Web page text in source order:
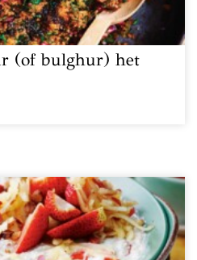
(of bulghur) het